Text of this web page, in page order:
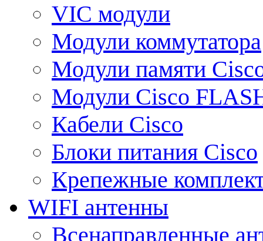
VIC модули
Модули коммутатора
Модули памяти
Модули Cisco
Кабели Cisco
Блоки питания Cisco
Крепежные
WIFI антенны
Всенаправленные